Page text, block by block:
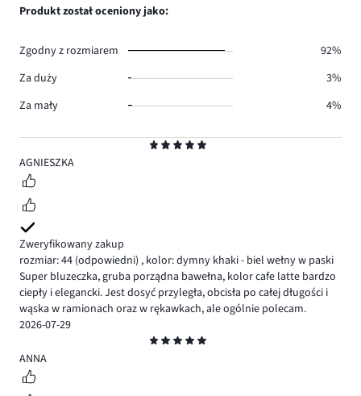
5
AGNIESZKA
Zweryfikowany zakup
rozmiar: 44 (odpowiedni) , kolor: dymny khaki - biel wełny w paski
Super bluzeczka, gruba porządna bawełna, kolor cafe latte bardzo
ciepły i elegancki. Jest dosyć przyległa, obcisła po całej długości i
wąska w ramionach oraz w rękawkach, ale ogólnie polecam.
2026-07-29
5
ANNA
Produkt został oceniony jako:
Zgodny z rozmiarem
92%
Za duży
3%
Za mały
4%